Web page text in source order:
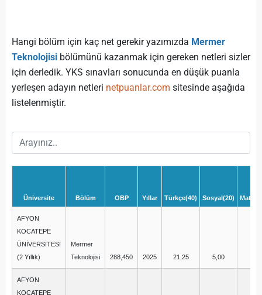
Hangi bölüm için kaç net gerekir yazımızda Mermer
Teknolojisi bölümünü kazanmak için gereken netleri sizler
için derledik. YKS sınavları sonucunda en düşük puanla
yerleşen adayın netleri netpuanlar.com sitesinde aşağıda
listelenmiştir.
Üniversite Bölüm OBP Yıllar Türkçe(40) Sosyal(20)
AFYON
KOCATEPE
ÜNİVERSİTESİ
(2 Yıllık)
Mermer
Teknolojisi
288,450 2025 21,25 5,00
AFYON
KOCATEPE